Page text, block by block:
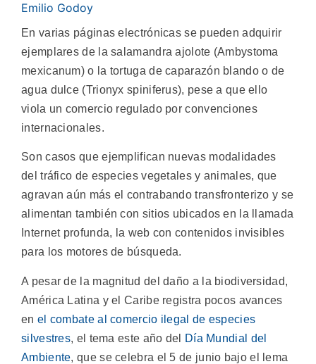
Emilio Godoy
En varias páginas electrónicas se pueden adquirir
ejemplares de la salamandra ajolote (Ambystoma
mexicanum) o la tortuga de caparazón blando o de
agua dulce (Trionyx spiniferus), pese a que ello
viola un comercio regulado por convenciones
internacionales.
Son casos que ejemplifican nuevas modalidades
del tráfico de especies vegetales y animales, que
agravan aún más el contrabando transfronterizo y se
alimentan también con sitios ubicados en la llamada
Internet profunda, la web con contenidos invisibles
para los motores de búsqueda.
A pesar de la magnitud del daño a la biodiversidad,
América Latina y el Caribe registra pocos avances
en el combate al comercio ilegal de especies
silvestres, el tema este año del
Día Mundial del
Ambiente, que se celebra el 5 de junio bajo el lema